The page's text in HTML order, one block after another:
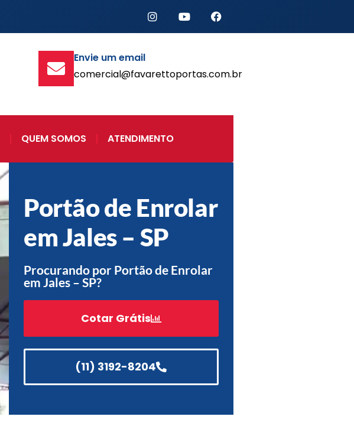
Aldeia – RJ
Envie um email
comercial@favarettoportas.com.br
QUEM SOMOS ATENDIMENTO
Portão de Enrolar
em Jales – SP
Procurando por Portão de Enrolar
em Jales – SP?
Cotar Grátis
(11) 3192-8204